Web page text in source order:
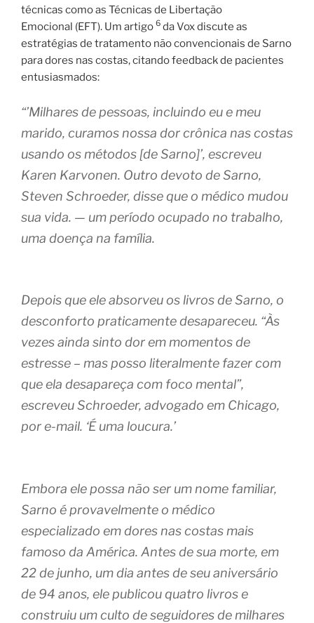
técnicas como as Técnicas de Libertação
Emocional (EFT). Um artigo 6 da Vox discute as
estratégias de tratamento não convencionais de Sarno
para dores nas costas, citando feedback de pacientes
entusiasmados:
“’Milhares de pessoas, incluindo eu e meu
marido, curamos nossa dor crônica nas costas
usando os métodos [de Sarno]’, escreveu
Karen Karvonen. Outro devoto de Sarno,
Steven Schroeder, disse que o médico mudou
sua vida. — um período ocupado no trabalho,
uma doença na família.
Depois que ele absorveu os livros de Sarno, o
desconforto praticamente desapareceu. “Às
vezes ainda sinto dor em momentos de
estresse – mas posso literalmente fazer com
que ela desapareça com foco mental”,
escreveu Schroeder, advogado em Chicago,
por e-mail. ‘É uma loucura.’
Embora ele possa não ser um nome familiar,
Sarno é provavelmente o médico
especializado em dores nas costas mais
famoso da América. Antes de sua morte, em
22 de junho, um dia antes de seu aniversário
de 94 anos, ele publicou quatro livros e
construiu um culto de seguidores de milhares